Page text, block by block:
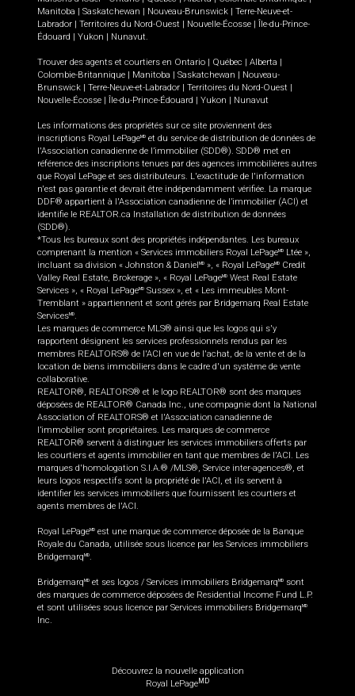
Manitoba
Saskatchewan Nouveau-Brunswick
Terre-Neuve-et-
Labrador
Territoires du Nord-Ouest Nouvelle-Écosse
Île-du-Prince-
Édouard
Yukon Nunavut.
Trouver des agents et courtiers en Ontario Québec Alberta
Colombie-Britannique
Manitoba Saskatchewan
Nouveau-
Brunswick
Terre-Neuve-et-Labrador Territoires du Nord-Ouest
Nouvelle-Écosse
Île-du-Prince-Édouard Yukon Nunavut
Les informations des propriétés sur ce site proviennent des
inscriptions Royal LePageMD et du service de distribution de données de
l'Association canadienne de l’immobilier (SDD®). SDD® met en
référence des inscriptions tenues par des agences immobilières autres
que Royal LePage et ses distributeurs. L'exactitude de l'information
n'est pas garantie et devrait être indépendamment vérifiée. La marque
DDF® appartient à l'Association canadienne de l’immobilier (ACI) et
identifie le REALTOR.ca Installation de distribution de données
(SDD®).
*Tous les bureaux sont des propriétés indépendantes. Les bureaux
comprenant la mention « Services immobiliers Royal LePageMD
Ltée »,
incluant sa division « Johnston & Daniel MD », « Royal LePageMD
Credit
Valley Real Estate, Brokerage », « Royal LePageMD West Real Estate
Services », « Royal LePageMD Sussex », et « Les immeubles Mont-
Tremblant » appartiennent et sont gérés par Bridgemarq Real Estate
ServicesMD.
Les marques de commerce MLS® ainsi que les logos qui s'y
rapportent désignent les services professionnels rendus par les
membres REALTORS® de l'ACI en vue de l'achat, de la vente et de la
location de biens immobiliers dans le cadre d'un système de vente
collaborative.
REALTOR®, REALTORS® et le logo REALTOR® sont des marques
déposées de REALTOR® Canada Inc., une compagnie dont la National
Association of REALTORS® et l'Association canadienne de
l’immobilier sont propriétaires. Les marques de commerce
REALTOR® servent à distinguer les services immobiliers offerts par
les courtiers et agents immobilier en tant que membres de l'ACI. Les
marques d'homologation S.I.A.® /MLS®, Service inter-agences®, et
leurs logos respectifs sont la propriété de l'ACI, et ils servent à
identifier les services immobiliers que fournissent les courtiers et
agents membres de l'ACI.
Royal LePageMD est une marque de commerce déposée de la Banque
Royale du Canada, utilisée sous licence par les Services immobiliers
BridgemarqMD.
BridgemarqMD et ses logos / Services immobiliers BridgemarqMD
sont
des marques de commerce déposées de Residential Income Fund L.P.
et sont utilisées sous licence par Services immobiliers BridgemarqMD
Inc.
Découvrez la nouvelle application
Royal LePageMD